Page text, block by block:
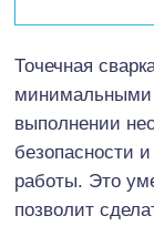
Точечная
минимальными
выполнении
безопасности
работы. Это
позволит